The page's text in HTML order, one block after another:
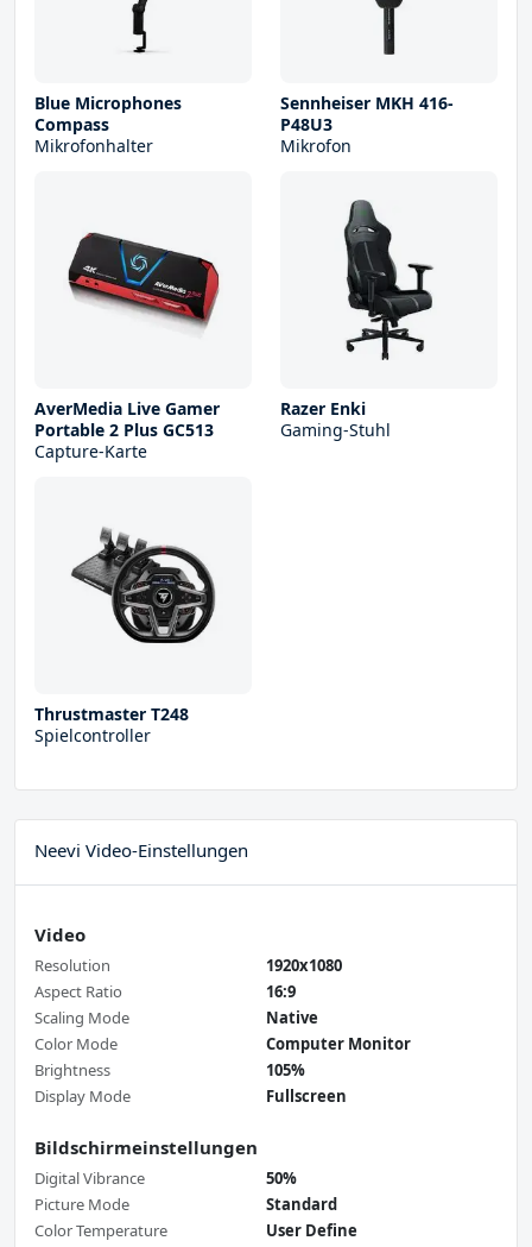
Blue Microphones
Compass
Mikrofonhalter
Sennheiser MKH 416-
P48U3
Mikrofon
AverMedia Live Gamer
Portable 2 Plus GC513
Capture-Karte
Razer Enki
Gaming-Stuhl
Thrustmaster T248
Spielcontroller
Neevi Video-Einstellungen
Video
Resolution
1920x1080
Aspect Ratio
16:9
Scaling Mode
Native
Color Mode
Computer Monitor
Brightness
105%
Display Mode
Fullscreen
Bildschirmeinstellungen
Digital Vibrance
50%
Picture Mode
Standard
Color Temperature
User Define